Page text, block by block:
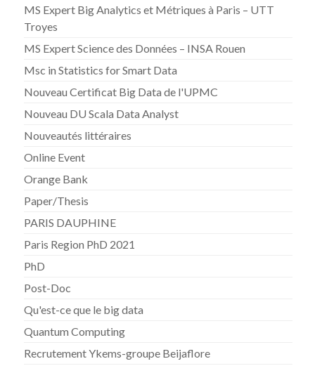
MS Expert Big Analytics et Métriques à Paris – UTT
Troyes
MS Expert Science des Données – INSA Rouen
Msc in Statistics for Smart Data
Nouveau Certificat Big Data de l'UPMC
Nouveau DU Scala Data Analyst
Nouveautés littéraires
Online Event
Orange Bank
Paper/Thesis
PARIS DAUPHINE
Paris Region PhD 2021
PhD
Post-Doc
Qu'est-ce que le big data
Quantum Computing
Recrutement Ykems-groupe Beijaflore